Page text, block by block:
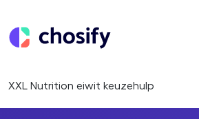
XXL Nutrition eiwit keuzehulp